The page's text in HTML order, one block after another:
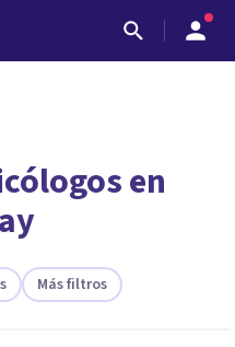
encontrar el
y te ofreceremos
en
Más filtros